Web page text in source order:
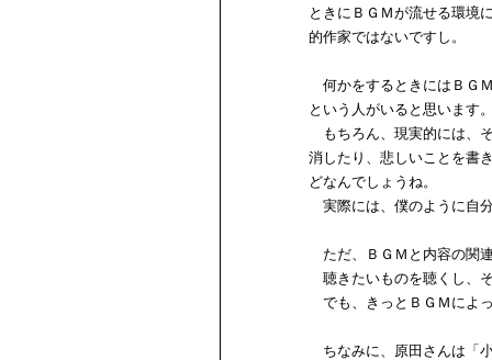
ときにＢＧＭが流せる環境
的作家ではないですし。
何かをするときにはＢＧ
という人がいると思います
もちろん、現実的には、
消したり、悲しいことを書
どなんでしょうね。
実際には、僕のように自
ただ、ＢＧＭと内容の関
聴きたいものを聴くし、
でも、きっとＢＧＭによ
ちなみに、原田さんは「